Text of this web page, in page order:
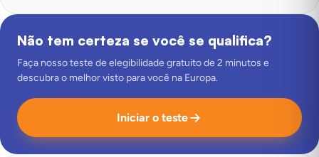
Não tem certeza se você se qualifica?
Faça nosso teste de elegibilidade gratuito de 2 minutos e
descubra o melhor visto para você na Europa.
Iniciar o teste